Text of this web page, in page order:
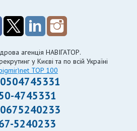
агенція НАВІГАТОР.
у Києві та по всій Україні
4745331
5240233